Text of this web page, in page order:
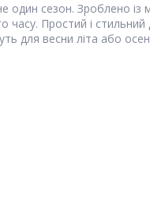
сезон. Зроблено із
Простий і стильний
весни літа або